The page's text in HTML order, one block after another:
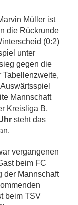
Müller ist
die Rückrunde
(0:2)
unter
gegen die
Tabellenzweite,
Mannschaft
Kreisliga B,
steht das
vergangenen
beim FC
der Mannschaft
beim TSV